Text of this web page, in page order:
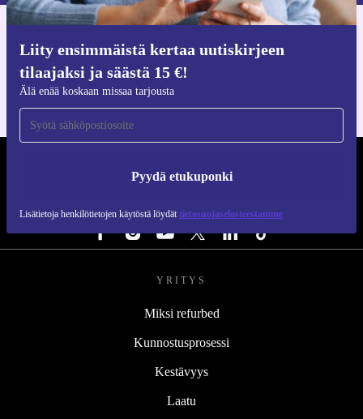
Liity ensimmäistä kertaa uutiskirjeen
tilaajaksi ja säästä 15 €!
Älä enää koskaan missaa tarjousta
Pyydä etukuponki
Lisätietoja henkilötietojen käytöstä löydät tietosuojaselosteestamme
iOS:lle ja Androidille
YRITYS
Miksi refurbed
Kunnostusprosessi
Kestävyys
Laatu